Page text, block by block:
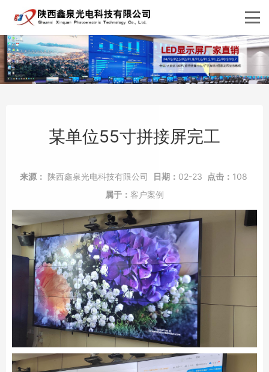
某单位55寸拼接屏完工
来源： 陕西鑫泉光电科技有限公司 日期： 02-23 点击： 108
属于： 客户案例